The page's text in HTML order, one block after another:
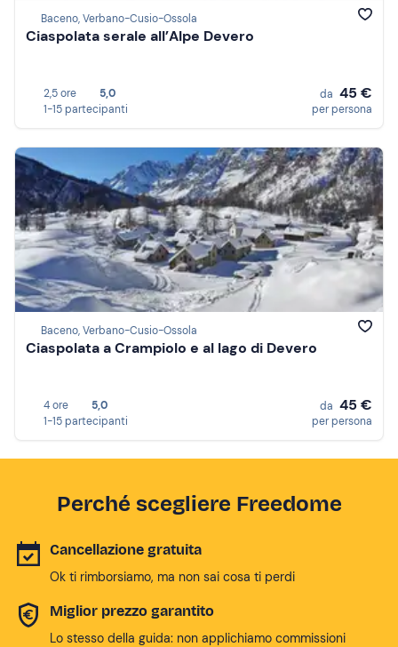
Baceno, Verbano-Cusio-Ossola
Ciaspolata serale all’Alpe Devero
2,5 ore
5,0
1-15 partecipanti
da 45 €
per persona
Baceno, Verbano-Cusio-Ossola
Ciaspolata a Crampiolo e al lago di Devero
4 ore
5,0
1-15 partecipanti
da 45 €
per persona
Perché scegliere Freedome
Cancellazione gratuita
Ok ti rimborsiamo, ma non sai cosa ti perdi
Miglior prezzo garantito
Lo stesso della guida: non applichiamo commissioni